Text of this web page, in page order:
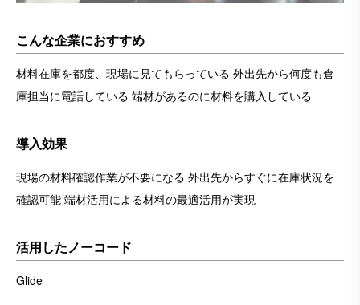
こんな企業におすすめ
材料在庫を都度、現場に見てもらっている 外出先から何度も倉
庫担当に電話している 端材があるのに材料を購入している
導入効果
現場の材料確認作業が不要になる 外出先からすぐに在庫状況を
確認可能 端材活用による材料の最適活用が実現
活用したノーコード
Glide